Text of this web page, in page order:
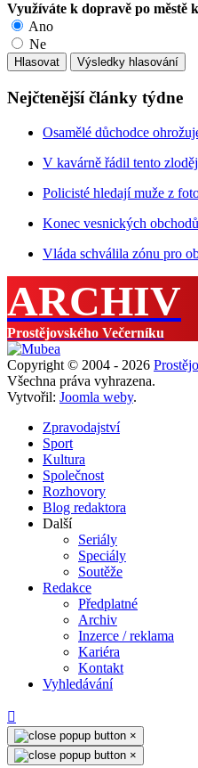
Využíváte k dopravě po městě
Ano
Ne
Nejčtenější články týdne
Osamělé důchodce
V kavárně řádil tento
Policisté hledají muže z
Konec vesnických
Vláda schválila zónu pro
ARCHIV
Prostějovského Večerníku
Copyright © 2004 - 2026
Všechna práva vyhrazena.
Vytvořil: Joomla weby.
Zpravodajství
Sport
Kultura
Společnost
Rozhovory
Blog redaktora
Další
Seriály
Speciály
Soutěže
Redakce
Předplatné
Archiv
Inzerce / reklama
Kariéra
Kontakt
Vyhledávání
×
×